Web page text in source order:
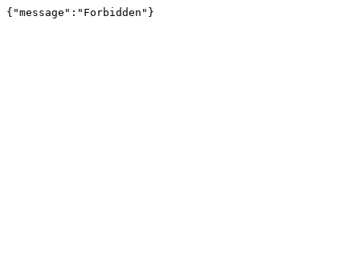
{"message":"Forbidden"}